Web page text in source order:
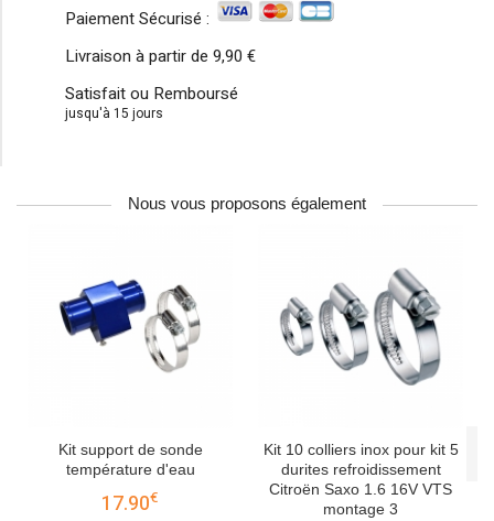
Paiement Sécurisé :
Livraison à partir de 9,90 €
Satisfait ou Remboursé
jusqu'à 15 jours
Nous vous proposons également
Kit support de sonde
température d'eau
17.90€
Kit 10 colliers inox pour kit 5
durites refroidissement
Citroën Saxo 1.6 16V VTS
montage 3